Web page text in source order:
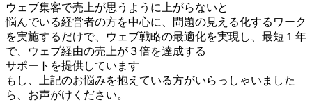
ウェブ集客で売上が思うように上がらないと
悩んでいる経営者の方を中心に、問題の見える化するワーク
を実施するだけで、ウェブ戦略の最適化を実現し、最短１年
で、ウェブ経由の売上が３倍を達成する
サポートを提供しています
もし、上記のお悩みを抱えている方がいらっしゃいました
ら、お声がけください。